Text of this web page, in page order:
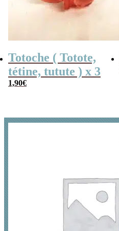
Totoche ( Totote,
tétine, tutute ) x 3
1,90€